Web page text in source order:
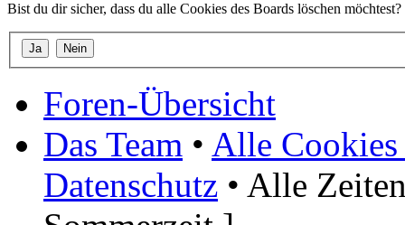
Bist du dir sicher, dass du alle Cookies des Boards löschen möchtest?
Foren-Übersicht
Das Team • Alle Cookies
Datenschutz • Alle